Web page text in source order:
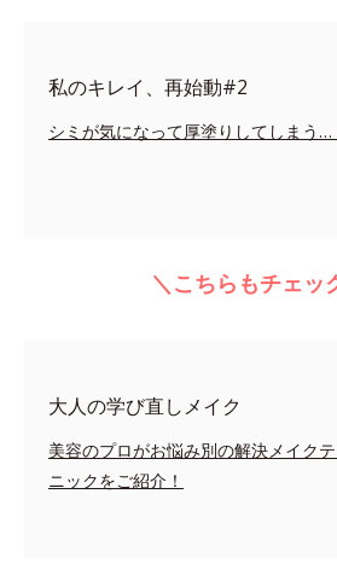
私のキレイ、再始動#2
シミが気になって厚塗りしてしまう…
＼こちらもチェッ
大人の学び直しメイク
美容のプロがお悩み別の解決メイク
ニックをご紹介！